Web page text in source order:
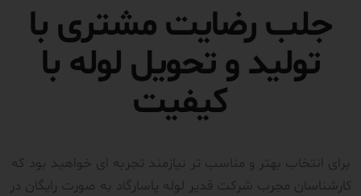
جلب رضایت مشتری با
تولید و تحویل لوله با
کیفیت
برای انتخاب بهتر و مناسب تر نیازمند تجربه ای خواهید بود که
کارشناسان مجرب شرکت قدیر لوله پاسارگاد به صورت رایگان در